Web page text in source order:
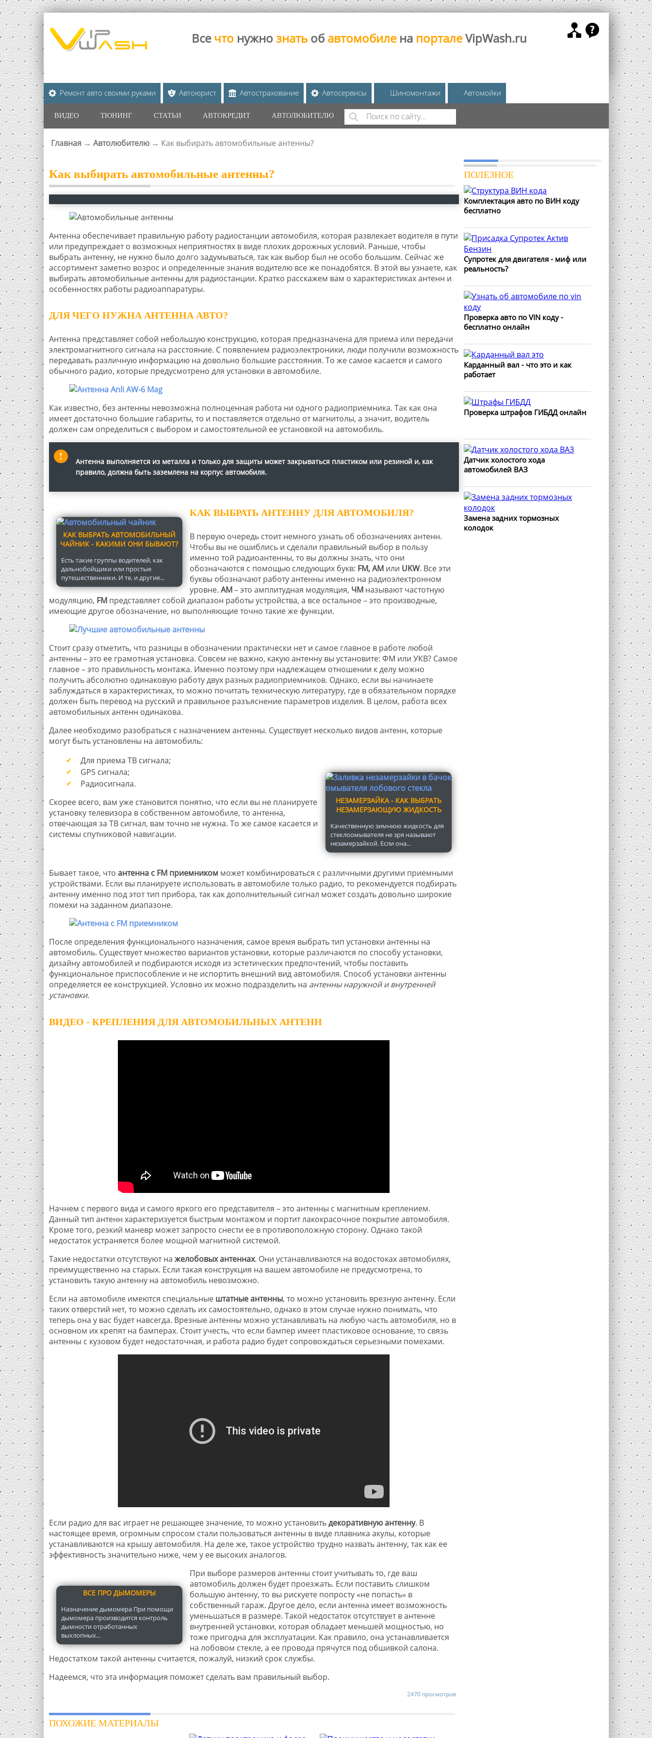
Все что нужно знать об автомобиле на порталеVipWash.ru
Ремонт авто своими руками Автоюрист Автострахование Автосервисы Шиномонтажи Автомойки
ВИДЕО ТЮНИНГ СТАТЬИ АВТОКРЕДИТ АВТОЛЮБИТЕЛЮ
ФОРМА ПОИСКА
Поиск
ВЫ ЗДЕСЬ
Главная → Автолюбителю → Как выбирать автомобильные антенны?
Как выбирать автомобильные антенны?
Антенна обеспечивает правильную работу радиостанции автомобиля, которая развлекает водителя в пути
или предупреждает о возможных неприятностях в виде плохих дорожных условий. Раньше, чтобы
выбрать антенну, не нужно было долго задумываться, так как выбор был не особо большим. Сейчас же
ассортимент заметно возрос и определенные знания водителю все же понадобятся. В этой вы узнаете, как
выбирать автомобильные антенны для радиостанции. Кратко расскажем вам о характеристиках антенн и
особенностях работы радиоаппаратуры.
ДЛЯ ЧЕГО НУЖНА АНТЕННА АВТО?
Антенна представляет собой небольшую конструкцию, которая предназначена для приема или передачи
электромагнитного сигнала на расстояние. С появлением радиоэлектроники, люди получили возможность
передавать различную информацию на довольно большие расстояния. То же самое касается и самого
обычного радио, которые предусмотрено для установки в автомобиле.
Как известно, без антенны невозможна полноценная работа ни одного радиоприемника. Так как она
имеет достаточно большие габариты, то и поставляется отдельно от магнитолы, а значит, водитель
должен сам определиться с выбором и самостоятельной ее установкой на автомобиль.
Антенна выполняется из металла и только для защиты может закрываться пластиком или резиной и, как
правило, должна быть заземлена на корпус автомобиля.
КАК ВЫБРАТЬ АНТЕННУ ДЛЯ АВТОМОБИЛЯ?
КАК ВЫБРАТЬ АВТОМОБИЛЬНЫЙ
ЧАЙНИК - КАКИМИ ОНИ БЫВАЮТ?
Есть такие группы водителей, как
дальнобойщики или простые
путешественники. И те, и другие...
В первую очередь стоит немного узнать об обозначениях антенн.
Чтобы вы не ошиблись и сделали правильный выбор в пользу
именно той радиоантенны, то вы должны знать, что они
обозначаются с помощью следующих букв: FM, AM или UKW. Все эти
буквы обозначают работу антенны именно на радиоэлектронном
уровне. АМ– это амплитудная модуляция, ЧМназывают частотную
модуляцию, FMпредставляет собой диапазон работы устройства, а все остальное – это производные,
имеющие другое обозначение, но выполняющие точно такие же функции.
Стоит сразу отметить, что разницы в обозначении практически нет и самое главное в работе любой
антенны – это ее грамотная установка. Совсем не важно, какую антенну вы установите: ФМ или УКВ? Самое
главное – это правильность монтажа. Именно поэтому при надлежащем отношении к делу можно
получить абсолютно одинаковую работу двух разных радиоприемников. Однако, если вы начинаете
заблуждаться в характеристиках, то можно почитать техническую литературу, где в обязательном порядке
должен быть перевод на русский и правильное разъяснение параметров изделия. В целом, работа всех
автомобильных антенн одинакова.
Далее необходимо разобраться с назначением антенны. Существует несколько видов антенн, которые
могут быть установлены на автомобиль:
НЕЗАМЕРЗАЙКА - КАК ВЫБРАТЬ
НЕЗАМЕРЗАЮЩУЮ ЖИДКОСТЬ
Качественную зимнюю жидкость для
стеклоомывателя не зря называют
незамерзайкой. Если она...
Для приема ТВ сигнала;
GPS сигнала;
Радиосигнала.
Скорее всего, вам уже становится понятно, что если вы не планируете
установку телевизора в собственном автомобиле, то антенна,
отвечающая за ТВ сигнал, вам точно не нужна. То же самое касается и
системы спутниковой навигации.
Бывает такое, что антенна с FM приемником может комбинироваться с различными другими приемными
устройствами. Если вы планируете использовать в автомобиле только радио, то рекомендуется подбирать
антенну именно под этот тип прибора, так как дополнительный сигнал может создать довольно широкие
помехи на заданном диапазоне.
После определения функционального назначения, самое время выбрать тип установки антенны на
автомобиль. Существует множество вариантов установки, которые различаются по способу установки,
дизайну автомобилей и подбираются исходя из эстетических предпочтений, чтобы поставить
функциональное приспособление и не испортить внешний вид автомобиля. Способ установки антенны
определяется ее конструкцией. Условно их можно подразделить на антенны наружной и внутренней
установки.
ВИДЕО - КРЕПЛЕНИЯ ДЛЯ АВТОМОБИЛЬНЫХ АНТЕНН
Начнем с первого вида и самого яркого его представителя – это антенны с магнитным креплением.
Данный тип антенн характеризуется быстрым монтажом и портит лакокрасочное покрытие автомобиля.
Кроме того, резкий маневр может запросто снести ее в противоположную сторону. Однако такой
недостаток устраняется более мощной магнитной системой.
Такие недостатки отсутствуют на желобовых антеннах. Они устанавливаются на водостоках автомобилях,
преимущественно на старых. Если такая конструкция на вашем автомобиле не предусмотрена, то
установить такую антенну на автомобиль невозможно.
Если на автомобиле имеются специальные штатные антенны, то можно установить врезную антенну. Если
таких отверстий нет, то можно сделать их самостоятельно, однако в этом случае нужно понимать, что
теперь она у вас будет навсегда. Врезные антенны можно устанавливать на любую часть автомобиля, но в
основном их крепят на бамперах. Стоит учесть, что если бампер имеет пластиковое основание, то связь
антенны с кузовом будет недостаточная, и работа радио будет сопровождаться серьезными помехами.
Если радио для вас играет не решающее значение, то можно установитьдекоративную антенну. В
настоящее время, огромным спросом стали пользоваться антенны в виде плавника акулы, которые
устанавливаются на крышу автомобиля. На деле же, такое устройство трудно назвать антенну, так как ее
эффективность значительно ниже, чем у ее высоких аналогов.
ВСЕ ПРО ДЫМОМЕРЫ
Назначение дымомера При помощи
дымомера производится контроль
дымности отработанных
выхлопных...
При выборе размеров антенны стоит учитывать то, где ваш
автомобиль должен будет проезжать. Если поставить слишком
большую антенну, то вы рискуете попросту «не попасть» в
собственный гараж. Другое дело, если антенна имеет возможность
уменьшаться в размере. Такой недостаток отсутствует в антенне
внутренней установки, которая обладает меньшей мощностью, но
тоже пригодна для эксплуатации. Как правило, она устанавливается
на лобовом стекле, а ее провода прячутся под обшивкой салона.
Недостатком такой антенны считается, пожалуй, низкий срок службы.
Надеемся, что эта информация поможет сделать вам правильный выбор.
2470 просмотров
ПОХОЖИЕ МАТЕРИАЛЫ
ПОЛЕЗНОЕ
Комплектация авто по ВИН коду
бесплатно
Супротек для двигателя - миф или
реальность?
Проверка авто по VIN коду -
бесплатно онлайн
Карданный вал - что это и как
работает
Проверка штрафов ГИБДД онлайн
Датчик холостого хода
автомобилей ВАЗ
Замена задних тормозных
колодок